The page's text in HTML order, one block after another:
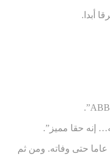
أبدا.
إنه حقا مميز”.
ولدت نورا ويتكيس عام 1917، وعملت خادمة وطباخة في نادي غولف. وتزوجت أول مرة عندما كان عمرها 18 عاما. وتوفي زوجها عام 1970. وبعدها التقت برجل آخر وعاشت معه 16 عاما حتى وفاته. ومن ثم